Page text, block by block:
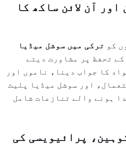
آن لائن ساکھ کا
کو ترکی میں سوشل میڈیا
کے تحفظ پر مشاورت دیتے
کا جواب دینا، ناموں اور
اور سوشل میڈیا پلیٹ
ہونے والے تنازعات شامل
پرائیویسی کی